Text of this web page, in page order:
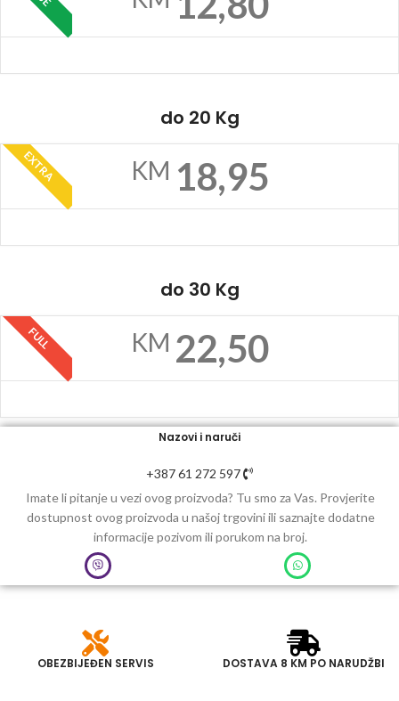
do 20 Kg
EXTRA KM 18,95
do 30 Kg
FULL KM 22,50
Nazovi i naruči
+387 61 272 597
Imate li pitanje u vezi ovog proizvoda? Tu smo za Vas. Provjerite
dostupnost ovog proizvoda u našoj trgovini ili saznajte dodatne
informacije pozivom ili porukom na broj.
OBEZBIJEĐEN SERVIS DOSTAVA 8 KM PO NARUDŽBI